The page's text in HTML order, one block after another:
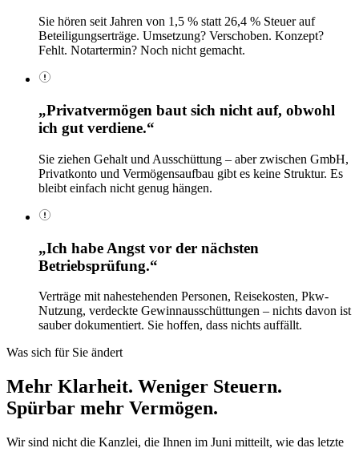
Sie hören seit Jahren von 1,5 % statt 26,4 % Steuer auf
Beteiligungserträge. Umsetzung? Verschoben. Konzept?
Fehlt. Notartermin? Noch nicht gemacht.
„Privatvermögen baut sich nicht auf, obwohl
ich gut verdiene.“
Sie ziehen Gehalt und Ausschüttung – aber zwischen GmbH,
Privatkonto und Vermögensaufbau gibt es keine Struktur. Es
bleibt einfach nicht genug hängen.
„Ich habe Angst vor der nächsten
Betriebsprüfung.“
Verträge mit nahestehenden Personen, Reisekosten, Pkw-
Nutzung, verdeckte Gewinnausschüttungen – nichts davon ist
sauber dokumentiert. Sie hoffen, dass nichts auffällt.
Was sich für Sie ändert
Mehr Klarheit. Weniger Steuern.
Spürbar mehr Vermögen.
Wir sind nicht die Kanzlei, die Ihnen im Juni mitteilt, wie das letzte